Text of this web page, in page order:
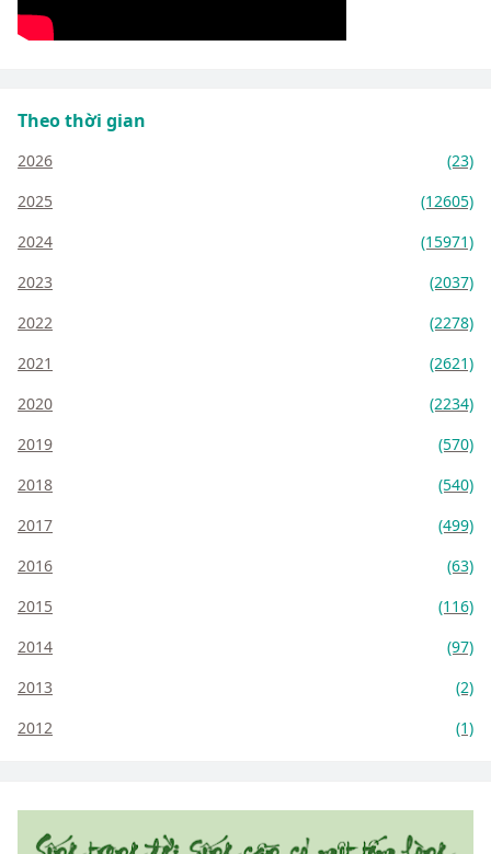
Theo thời gian
2026
(23)
2025
(12605)
2024
(15971)
2023
(2037)
2022
(2278)
2021
(2621)
2020
(2234)
2019
(570)
2018
(540)
2017
(499)
2016
(63)
2015
(116)
2014
(97)
2013
(2)
2012
(1)